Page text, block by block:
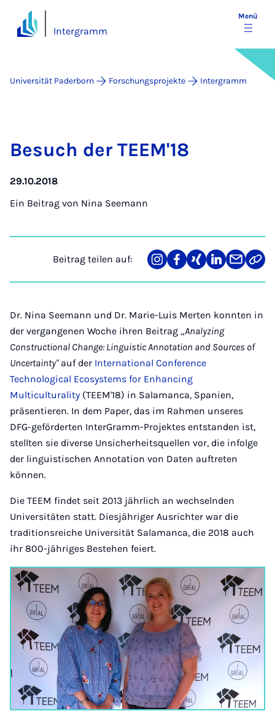
Intergramm
Menü
Universität Paderborn Forschungsprojekte Intergramm
Be­such der TEEM'18
29.10.2018
Ein Beitrag von Nina Seemann
Beitrag teilen auf:
Teilen
auf
Teilen
auf
Teilen
auf
Teilen
auf
Teilen
über
Mail
Link
Dr. Nina Seemann und Dr. Marie-Luis Merten konnten in
der vergangenen Woche ihren Beitrag „Analyzing
Constructional Change: Linguistic Annotation and Sources of
Uncertainty"auf der International Conference
Technological Ecosystems for Enhancing
Multiculturality (TEEM'18) in Salamanca, Spanien,
präsentieren. In dem Paper, das im Rahmen unseres
DFG-geförderten InterGramm-Projektes entstanden ist,
stellten sie diverse Unsicherheitsquellen vor, die infolge
der linguistischen Annotation von Daten auftreten
können.
Die TEEM findet seit 2013 jährlich an wechselnden
Universitäten statt. Diesjähriger Ausrichter war die
traditionsreiche Universität Salamanca, die 2018 auch
ihr 800-jähriges Bestehen feiert.